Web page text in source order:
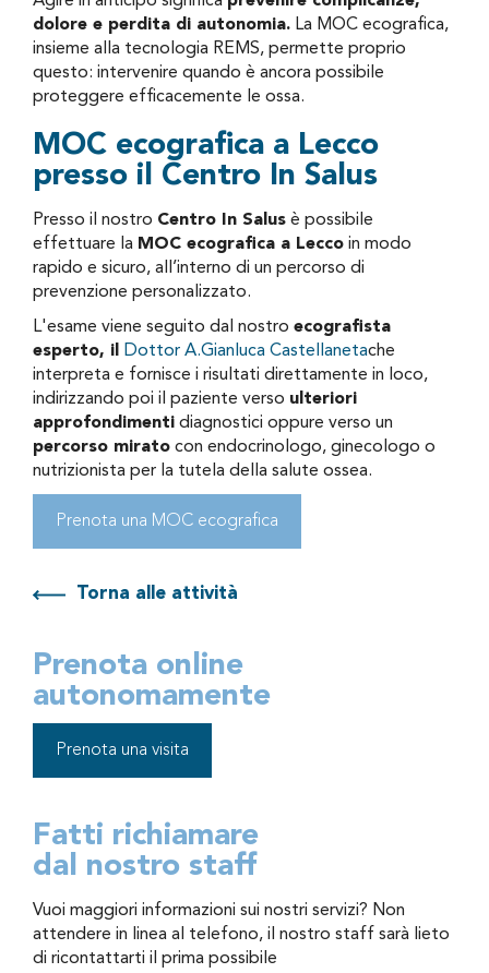
dolore e perdita di autonomia. La MOC ecografica,
insieme alla tecnologia REMS, permette proprio
questo: intervenire quando è ancora possibile
proteggere efficacemente le ossa.
MOC ecografica a Lecco
presso il Centro In Salus
Presso il nostro Centro In Salus è possibile
effettuare la MOC ecografica a Lecco in modo
rapido e sicuro, all’interno di un percorso di
prevenzione personalizzato.
L'esame viene seguito dal nostro ecografista
esperto, il
Dottor A.Gianluca Castellanetache
interpreta e fornisce i risultati direttamente in loco,
indirizzando poi il paziente verso ulteriori
approfondimenti diagnostici oppure verso un
percorso mirato con endocrinologo, ginecologo o
nutrizionista per la tutela della salute ossea.
Prenota una MOC ecografica
Torna alle attività
Prenota online
autonomamente
Prenota una visita
Fatti richiamare
dal nostro staff
Vuoi maggiori informazioni sui nostri servizi? Non
attendere in linea al telefono, il nostro staff sarà lieto
di ricontattarti il prima possibile